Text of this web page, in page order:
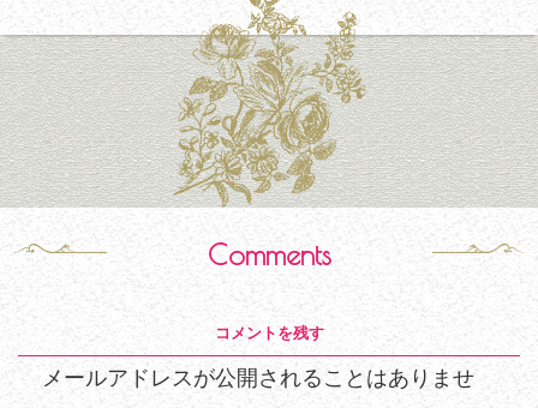
Comments
コメントを残す
メールアドレスが公開されることはありませ